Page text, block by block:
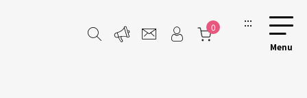
0 :::